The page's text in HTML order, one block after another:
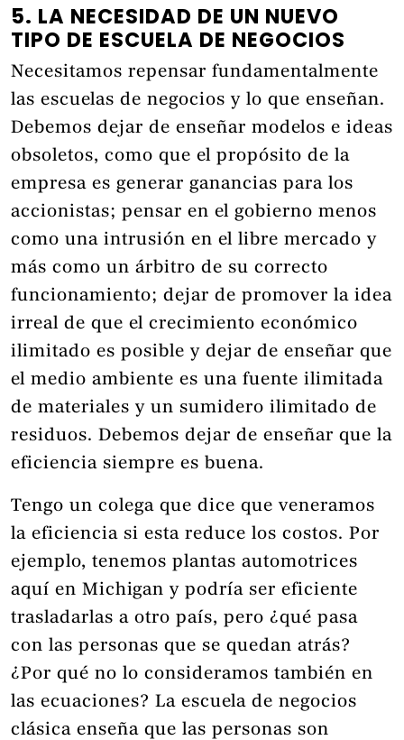
5. LA NECESIDAD DE UN NUEVO
TIPO DE ESCUELA DE NEGOCIOS
Necesitamos repensar fundamentalmente
las escuelas de negocios y lo que enseñan.
Debemos dejar de enseñar modelos e ideas
obsoletos, como que el propósito de la
empresa es generar ganancias para los
accionistas; pensar en el gobierno menos
como una intrusión en el libre mercado y
más como un árbitro de su correcto
funcionamiento; dejar de promover la idea
irreal de que el crecimiento económico
ilimitado es posible y dejar de enseñar que
el medio ambiente es una fuente ilimitada
de materiales y un sumidero ilimitado de
residuos. Debemos dejar de enseñar que la
eficiencia siempre es buena.
Tengo un colega que dice que veneramos
la eficiencia si esta reduce los costos. Por
ejemplo, tenemos plantas automotrices
aquí en Michigan y podría ser eficiente
trasladarlas a otro país, pero ¿qué pasa
con las personas que se quedan atrás?
¿Por qué no lo consideramos también en
las ecuaciones? La escuela de negocios
clásica enseña que las personas son